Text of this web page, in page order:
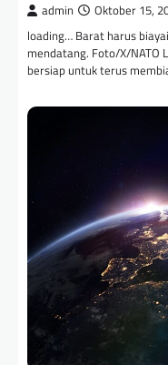
admin Oktober 15,
loading… Barat harus
mendatang. Foto/X/NATO
bersiap untuk terus